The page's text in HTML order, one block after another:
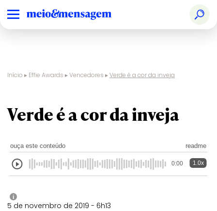
Início ▸ Effie Awards ▸Vencedores ▸Verde é a cor da inveja
Verde é a cor da inveja
ouça este conteúdo readme
0:00 1.0x
i
5 de novembro de 2019 - 6h13